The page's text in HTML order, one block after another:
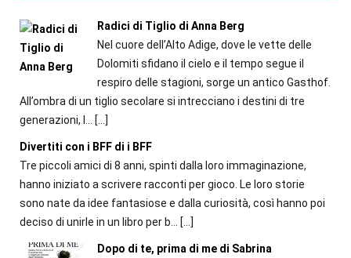
Radici di Tiglio di Anna Berg
Nel cuore dell’Alto Adige, dove le vette delle
Dolomiti sfidano il cielo e il tempo segue il
respiro delle stagioni, sorge un antico Gasthof.
All’ombra di un tiglio secolare si intrecciano i destini di tre
generazioni, l...
[…]
Divertiti con i BFF di i BFF
Tre piccoli amici di 8 anni, spinti dalla loro immaginazione,
hanno iniziato a scrivere racconti per gioco. Le loro storie
sono nate da idee fantasiose e dalla curiosità, così hanno poi
deciso di unirle in un libro per b...
[…]
Dopo di te, prima di me di Sabrina